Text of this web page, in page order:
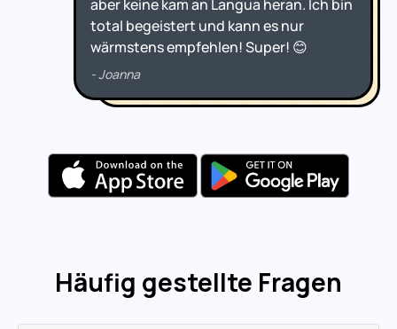
Häufig gestellte Fragen